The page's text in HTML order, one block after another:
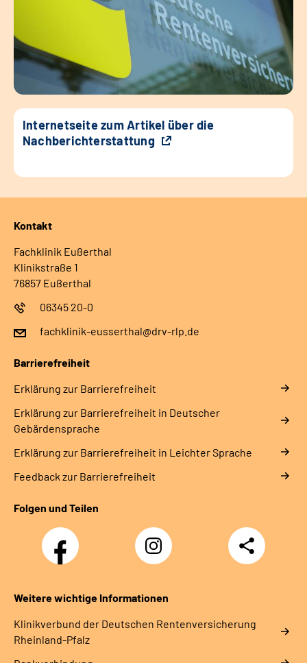
Internetseite zum Artikel über die
Nachberichterstattung
Kontakt
Fachklinik Eußerthal
Klinikstraße 1
76857 Eußerthal
06345 20-0
fachklinik-eusserthal@drv-rlp.de
Barrierefreiheit
Erklärung zur Barrierefreiheit
Erklärung zur Barrierefreiheit in Deutscher
Gebärdensprache
Erklärung zur Barrierefreiheit in Leichter Sprache
Feedback zur Barrierefreiheit
Folgen und Teilen
Facebook
Instagram
DRV
Nachwuchskräfte
Teilen
Weitere wichtige Informationen
Klinikverbund der Deutschen Rentenversicherung
Rheinland-Pfalz